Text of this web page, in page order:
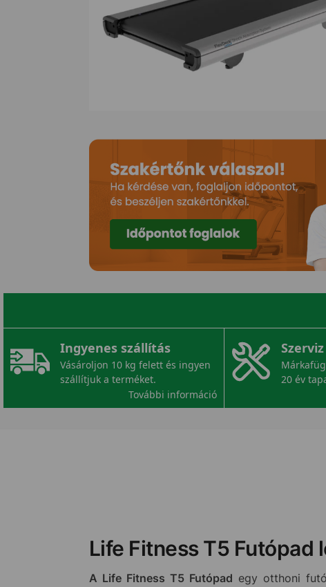
Ingyenes szállítás
Vásároljon 10 kg felett és ingyen
szállítjuk a terméket.
További információ
Szerviz
20 év
Life Fitness T5 Futópad
A Life Fitness T5 Futópad egy otthoni